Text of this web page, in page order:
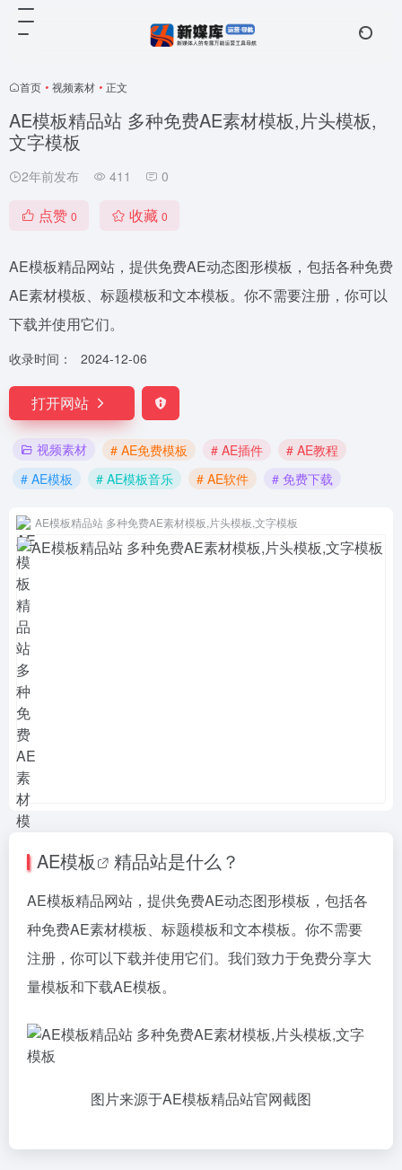
首页 • 视频素材 • 正文
AE模板精品站 多种免费AE素材模板,片头模板,
文字模板
2年前发布 411 0
点赞 0 收藏 0
AE模板精品网站，提供免费AE动态图形模板，包括各种免费
AE素材模板、标题模板和文本模板。你不需要注册，你可以
下载并使用它们。
收录时间： 2024-12-06
打开网站
视频素材 # AE免费模板 # AE插件
# AE教程
# AE模板
# AE模板音乐 # AE软件 # 免费下载
AE模板精品站 多种免费AE素材模板,片头模板,文字模板
AE模板 精品站是什么？
AE模板精品网站，提供免费AE动态图形模板，包括各
种免费AE素材模板、标题模板和文本模板。你不需要
注册，你可以下载并使用它们。我们致力于免费分享大
量模板和下载AE模板。
图片来源于AE模板精品站官网截图